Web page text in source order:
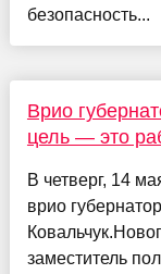
безопасность...
Врио
цель — это
В четверг, 14
врио
заместитель